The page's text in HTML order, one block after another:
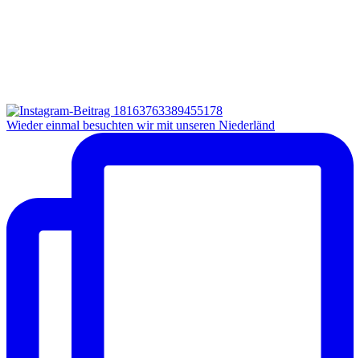
Wieder einmal besuchten wir mit unseren Niederländ